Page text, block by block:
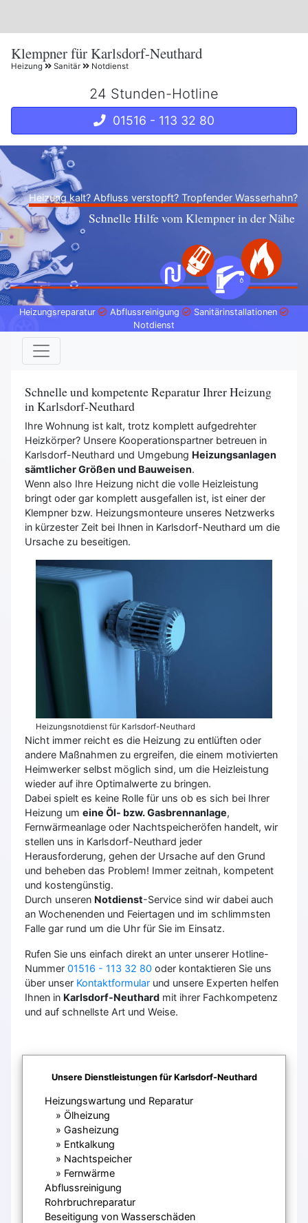
Klempner für Karlsdorf-Neuthard
Heizung Sanitär Notdienst
24 Stunden-Hotline
01516 - 113 32 80
Heizung kalt? Abfluss verstopft? Tropfender Wasserhahn?
Schnelle Hilfe vom Klempner in der Nähe
Heizungsreparatur Abflussreinigung
Sanitärinstallationen
Notdienst
Schnelle und kompetente Reparatur Ihrer Heizung
in Karlsdorf-Neuthard
Ihre Wohnung ist kalt, trotz komplett aufgedrehter
Heizkörper? Unsere Kooperationspartner betreuen in
Karlsdorf-Neuthard und Umgebung Heizungsanlagen
sämtlicher Größen und Bauweisen.
Wenn also Ihre Heizung nicht die volle Heizleistung
bringt oder gar komplett ausgefallen ist, ist einer der
Klempner bzw. Heizungsmonteure unseres Netzwerks
in kürzester Zeit bei Ihnen in Karlsdorf-Neuthard um die
Ursache zu beseitigen.
Heizungsnotdienst für Karlsdorf-Neuthard
Nicht immer reicht es die Heizung zu entlüften oder
andere Maßnahmen zu ergreifen, die einem motivierten
Heimwerker selbst möglich sind, um die Heizleistung
wieder auf ihre Optimalwerte zu bringen.
Dabei spielt es keine Rolle für uns ob es sich bei Ihrer
Heizung um eine Öl- bzw. Gasbrennanlage,
Fernwärmeanlage oder Nachtspeicheröfen handelt, wir
stellen uns in Karlsdorf-Neuthard jeder
Herausforderung, gehen der Ursache auf den Grund
und beheben das Problem! Immer zeitnah, kompetent
und kostengünstig.
Durch unseren Notdienst-Service sind wir dabei auch
an Wochenenden und Feiertagen und im schlimmsten
Falle gar rund um die Uhr für Sie im Einsatz.
Rufen Sie uns einfach direkt an unter unserer Hotline-
Nummer 01516 - 113 32 80 oder kontaktieren Sie uns
über unser Kontaktformular und unsere Experten helfen
Ihnen in Karlsdorf-Neuthard mit ihrer Fachkompetenz
und auf schnellste Art und Weise.
Unsere Dienstleistungen für Karlsdorf-Neuthard
Heizungswartung und Reparatur
Ölheizung
Gasheizung
Entkalkung
Nachtspeicher
Fernwärme
Abflussreinigung
Rohrbruchreparatur
Beseitigung von Wasserschäden